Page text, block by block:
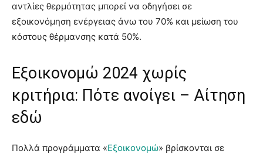
αντλίες θερμότητας μπορεί να οδηγήσει σε
εξοικονόμηση ενέργειας άνω του 70% και μείωση του
κόστους θέρμανσης κατά 50%.
Εξοικονομώ 2024 χωρίς
κριτήρια: Πότε ανοίγει – Αίτηση
εδώ
Πολλά προγράμματα «Εξοικονομώ» βρίσκονται σε